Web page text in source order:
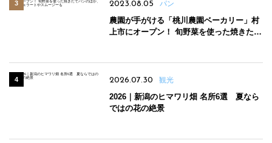
2023.08.05 パン
農園が手がける「桃川農園ベーカリー」村
上市にオープン！ 旬野菜を使った焼きたて
2026.07.30 観光
2026｜新潟のヒマワリ畑 名所6選 夏なら
ではの花の絶景